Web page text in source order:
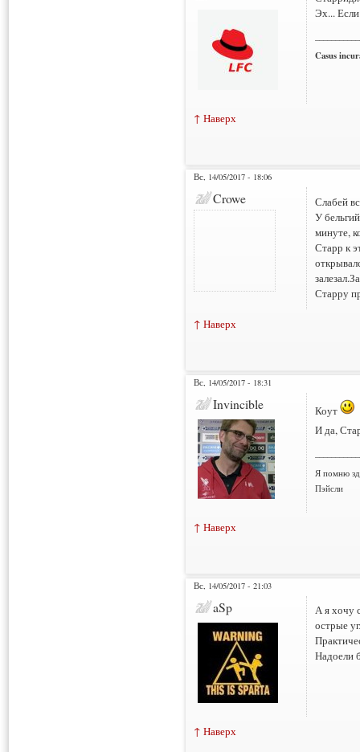
Эх...
Casus
↑ Наверх
Вс, 14/05/2017 - 18:06
Crowe
Слабей
У
минуте,
Старр к
Старру
↑ Наверх
Вс, 14/05/2017 - 18:31
Invincible
Коут
И да,
Я помню
Пэйсли
↑ Наверх
Вс, 14/05/2017 - 21:03
aSp
А я хочу
острые
Надоели
↑ Наверх